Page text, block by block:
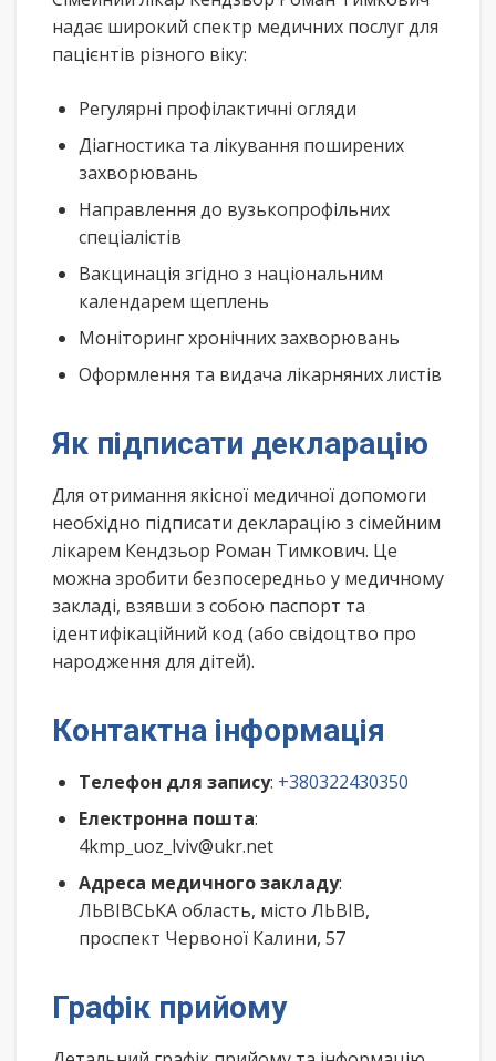
надає широкий спектр медичних послуг для
пацієнтів різного віку:
Регулярні профілактичні огляди
Діагностика та лікування поширених
захворювань
Направлення до вузькопрофільних
спеціалістів
Вакцинація згідно з національним
календарем щеплень
Моніторинг хронічних захворювань
Оформлення та видача лікарняних листів
Як підписати декларацію
Для отримання якісної медичної допомоги
необхідно підписати декларацію з сімейним
лікарем Кендзьор Роман Тимкович. Це
можна зробити безпосередньо у медичному
закладі, взявши з собою паспорт та
ідентифікаційний код (або свідоцтво про
народження для дітей).
Контактна інформація
Телефон для запису: +380322430350
Електронна пошта:
4kmp_uoz_lviv@ukr.net
Адреса медичного закладу:
ЛЬВІВСЬКА область, місто ЛЬВІВ,
проспект Червоної Калини, 57
Графік прийому